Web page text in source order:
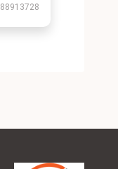
88913728-9